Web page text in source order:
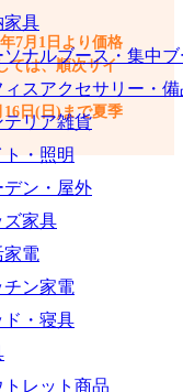
家具
ソナルブース・集中
ィスアクセサリー・備
テリア雑貨
ト・照明
デン・屋外
ズ家具
家電
チン家電
ド・寝具
トレット商品
7月1日より価格
ては、順次サイ
16日(日)まで夏季